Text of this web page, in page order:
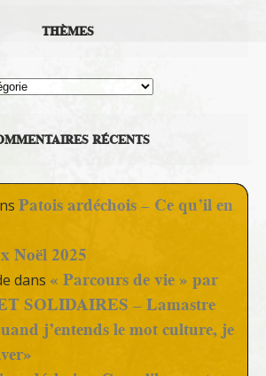
THÈMES
RÉCENTS
Patois ardéchois – Ce qu’il en
Noël 2025
dans « Parcours de vie » par
SOLIDAIRES – Lamastre
j’entends le mot culture, je